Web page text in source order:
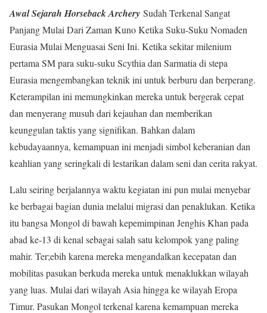
Awal Sejarah Horseback Archery Sudah Terkenal Sangat
Panjang Mulai Dari Zaman Kuno Ketika Suku-Suku Nomaden
Eurasia Mulai Menguasai Seni Ini. Ketika sekitar milenium
pertama SM para suku-suku Scythia dan Sarmatia di stepa
Eurasia mengembangkan teknik ini untuk berburu dan berperang.
Keterampilan ini memungkinkan mereka untuk bergerak cepat
dan menyerang musuh dari kejauhan dan memberikan
keunggulan taktis yang signifikan. Bahkan dalam
kebudayaannya, kemampuan ini menjadi simbol keberanian dan
keahlian yang seringkali di lestarikan dalam seni dan cerita rakyat.
Lalu seiring berjalannya waktu kegiatan ini pun mulai menyebar
ke berbagai bagian dunia melalui migrasi dan penaklukan. Ketika
itu bangsa Mongol di bawah kepemimpinan Jenghis Khan pada
abad ke-13 di kenal sebagai salah satu kelompok yang paling
mahir. Ter;ebih karena mereka mengandalkan kecepatan dan
mobilitas pasukan berkuda mereka untuk menaklukkan wilayah
yang luas. Mulai dari wilayah Asia hingga ke wilayah Eropa
Timur. Pasukan Mongol terkenal karena kemampuan mereka